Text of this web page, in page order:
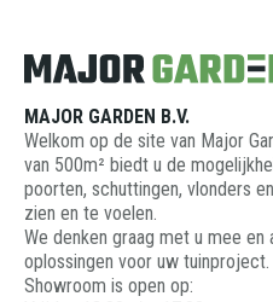
MAJOR GARDEN B.V.
Welkom op de site van Major
van 500m² biedt u de
poorten, schuttingen, vlonders
zien en te voelen.
We denken graag met u mee
oplossingen voor uw tuinproject.
Showroom is open op: